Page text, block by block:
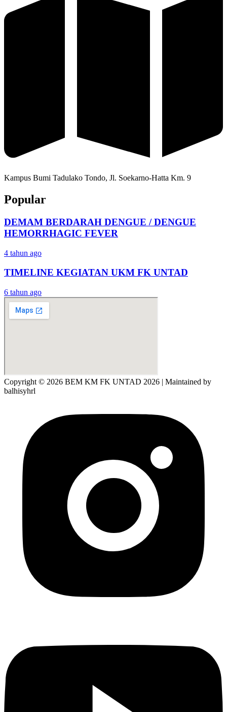
Kampus Bumi Tadulako Tondo, Jl. Soekarno-Hatta Km. 9
Popular
DEMAM BERDARAH DENGUE / DENGUE
HEMORRHAGIC FEVER
4 tahun ago
TIMELINE KEGIATAN UKM FK UNTAD
6 tahun ago
Copyright © 2026 BEM KM FK UNTAD 2026 | Maintained by
balhisyhrl